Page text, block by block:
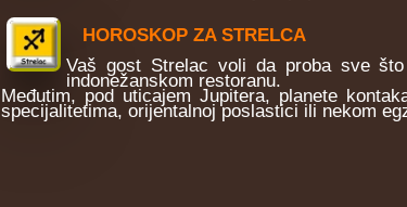
HOROSKOP ZA STRELCA
Vaš gost Strelac voli da proba sve
indonežanskom restoranu.
Međutim, pod uticajem Jupitera, planete
specijalitetima, orijentalnoj poslastici ili nekom